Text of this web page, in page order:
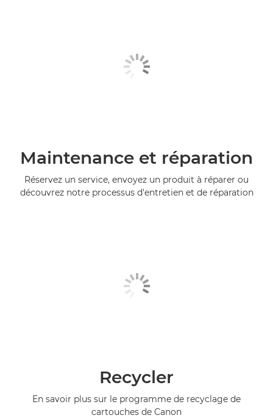
Maintenance et réparation
Réservez un service, envoyez un produit à réparer ou
découvrez notre processus d'entretien et de réparation
Recycler
En savoir plus sur le programme de recyclage de
cartouches de Canon